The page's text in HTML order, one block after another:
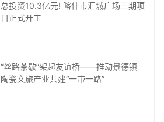
总投资10.3亿元! 喀什市汇城广场三期项
目正式开工
“丝路茶歇”架起友谊桥——推动景德镇
陶瓷文旅产业共建“一带一路”